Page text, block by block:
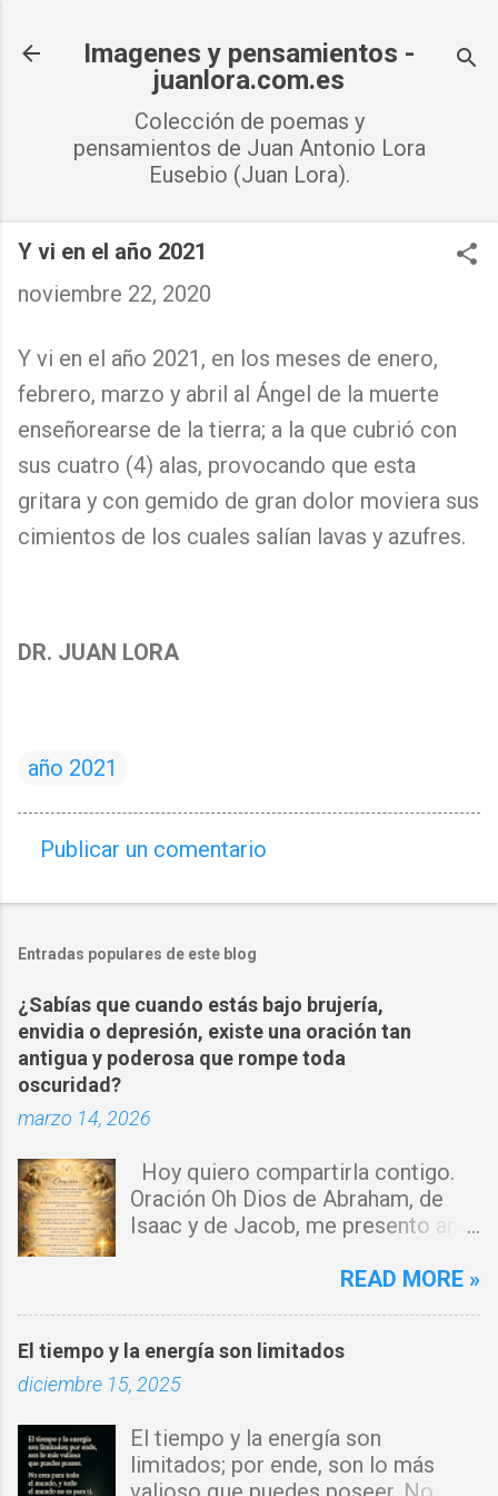
Imagenes y pensamientos -
juanlora.com.es
Colección de poemas y
pensamientos de Juan Antonio Lora
Eusebio (Juan Lora).
Y vi en el año 2021
noviembre 22, 2020
Y vi en el año 2021, en los meses de enero,
febrero, marzo y abril al Ángel de la muerte
enseñorearse de la tierra; a la que cubrió con
sus cuatro (4) alas, provocando que esta
gritara y con gemido de gran dolor moviera sus
cimientos de los cuales salían lavas y azufres.
DR. JUAN LORA
año 2021
o
e
n
t
a
r
i
s
Publicar un comentario
Entradas populares de este blog
¿Sabías que cuando estás bajo brujería,
envidia o depresión, existe una oración tan
antigua y poderosa que rompe toda
oscuridad?
marzo 14, 2026
Hoy quiero compartirla contigo.
Oración Oh Dios de Abraham, de
Isaac y de Jacob, me presento ante
por donde haya entrado la maldad.
Que tus ángeles guerreros cuiden
mi hogar y que el fuego del Espíritu
alrededor. Por el poder del Cordero
de Dios, rompo cadenas, destruyo
READ MORE »
El tiempo y la energía son limitados
diciembre 15, 2025
El tiempo y la energía son
limitados; por ende, son lo más